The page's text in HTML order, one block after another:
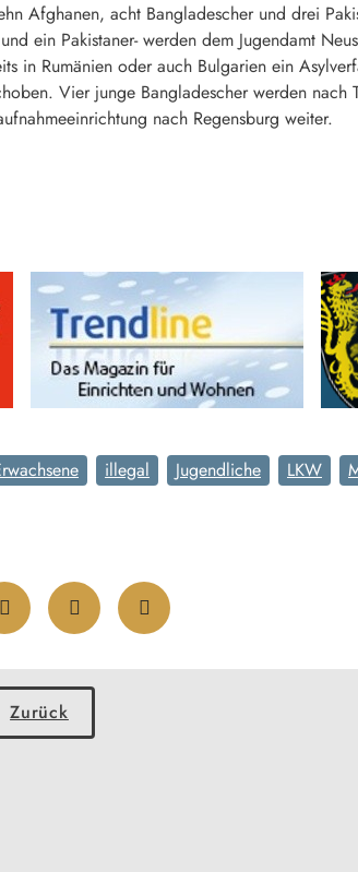
Afghanen, acht Bangladescher und drei
ein Pakistaner- werden dem Jugendamt
in Rumänien oder auch Bulgarien ein
Vier junge Bangladescher werden nach
nach Regensburg weiter.
illegal Jugendliche LKW
Zurück